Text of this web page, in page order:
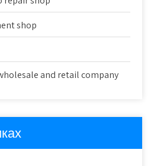
shop
and retail company